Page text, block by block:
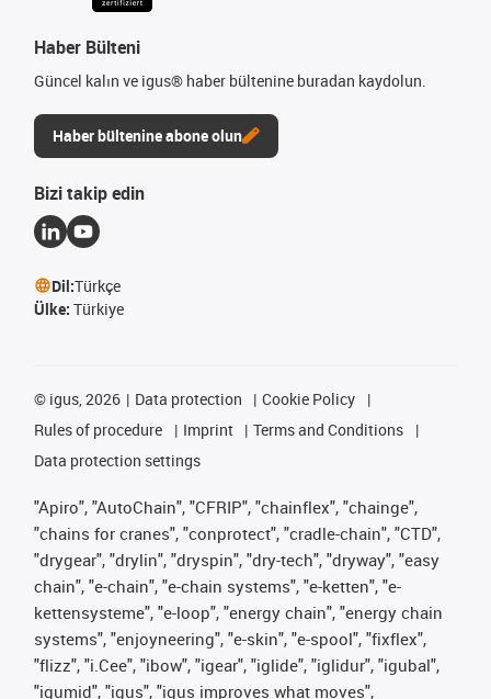
Haber Bülteni
Güncel kalın ve igus® haber bültenine buradan kaydolun.
Haber bültenine abone olun
Bizi takip edin
Dil:Türkçe
Ülke: Türkiye
© igus, 2026 Data protection
Cookie Policy
Rules of procedure
Imprint
Terms and Conditions
Data protection settings
"Apiro", "AutoChain", "CFRIP", "chainflex", "chainge",
"chains for cranes", "conprotect", "cradle-chain", "CTD",
"drygear", "drylin", "dryspin", "dry-tech", "dryway", "easy
chain", "e-chain", "e-chain systems", "e-ketten", "e-
kettensysteme", "e-loop", "energy chain", "energy chain
systems", "enjoyneering", "e-skin", "e-spool", "fixflex",
"flizz", "i.Cee", "ibow", "igear", "iglide", "iglidur", "igubal",
"igumid", "igus", "igus improves what moves",